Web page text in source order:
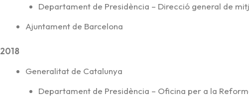
Departament de Presidència – Direcció general de
Ajuntament de Barcelona
2018
Generalitat de Catalunya
Departament de Presidència – Oficina per a la